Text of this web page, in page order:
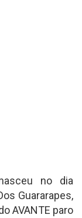
no dia
Guararapes,
AVANTE paro